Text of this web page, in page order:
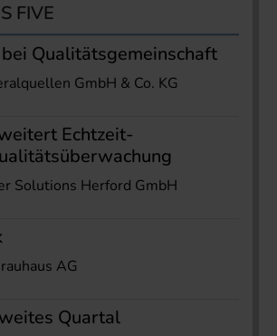
FIVE
Qualitätsgemeinschaft
GmbH & Co. KG
Echtzeit-
Solutions Herford GmbH
AG
Quartal